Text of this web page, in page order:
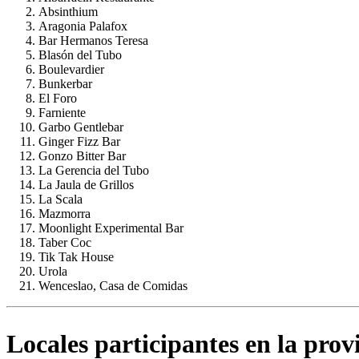
Absinthium
Aragonia Palafox
Bar Hermanos Teresa
Blasón del Tubo
Boulevardier
Bunkerbar
El Foro
Farniente
Garbo Gentlebar
Ginger Fizz Bar
Gonzo Bitter Bar
La Gerencia del Tubo
La Jaula de Grillos
La Scala
Mazmorra
Moonlight Experimental Bar
Taber Coc
Tik Tak House
Urola
Wenceslao, Casa de Comidas
Locales participantes en la